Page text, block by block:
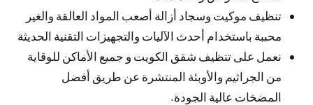
تنظيف موكيت وسجاد أزالة أصعب المواد العالقة والغير
محببة باستخدام أحدث الآليات والتجهيزات التقنية الحديثة
نعمل على تنظيف شقق الكويت و جميع الأماكن للوقاية
من الجراثيم والأوبئة المنتشرة عن طريق أفضل
المضخات عالية الجودة.